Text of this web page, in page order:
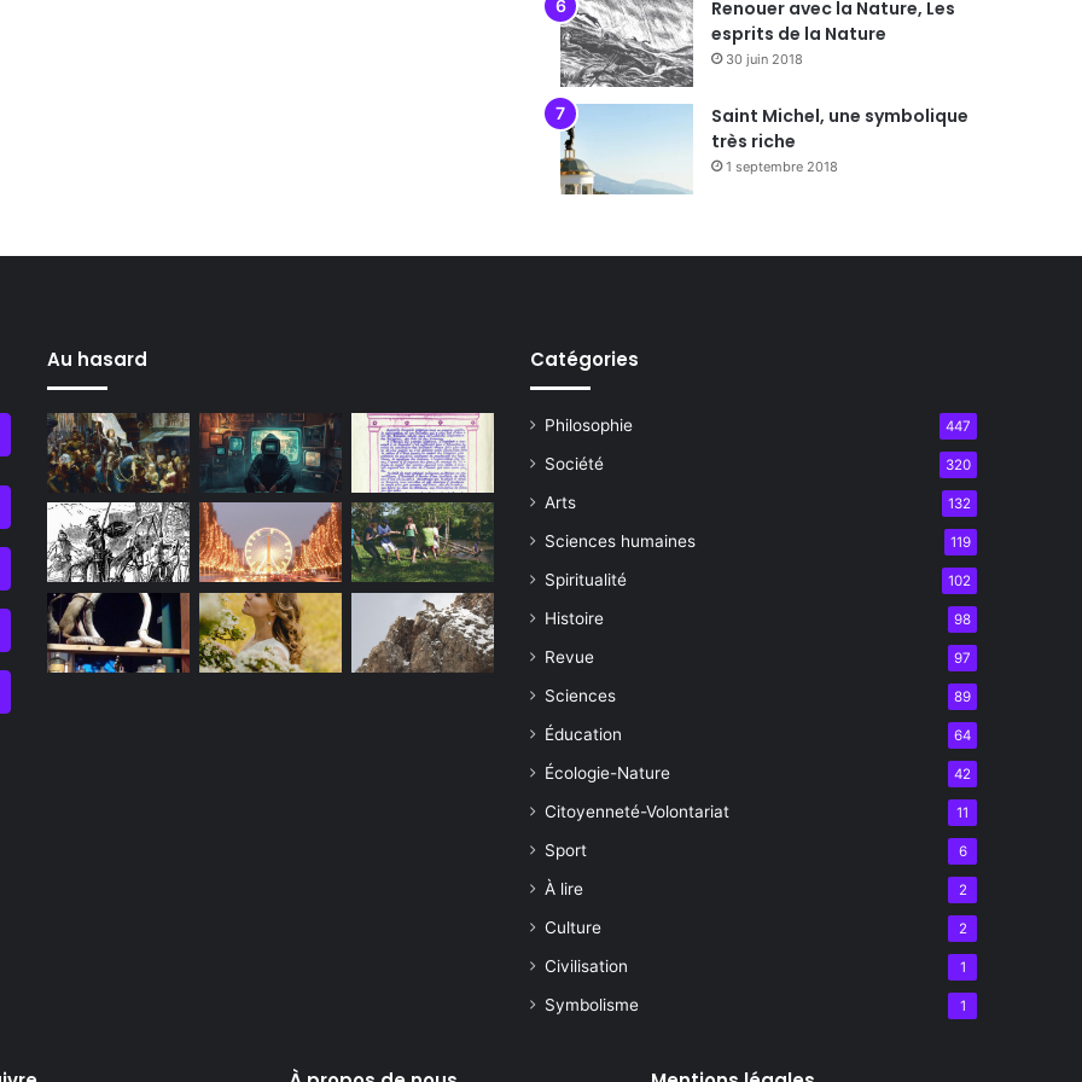
Renouer avec la Nature, Les
esprits de la Nature
30 juin 2018
Saint Michel, une symbolique
très riche
1 septembre 2018
Au hasard Catégories
Philosophie 447
Société 320
Arts 132
Sciences humaines 119
Spiritualité 102
Histoire 98
Revue 97
Sciences 89
Éducation 64
Écologie-Nature 42
Citoyenneté-Volontariat 11
Sport 6
À lire 2
Culture 2
Civilisation 1
Symbolisme 1